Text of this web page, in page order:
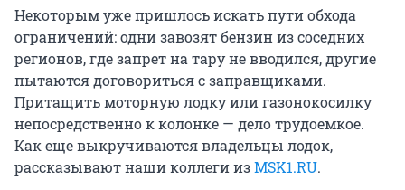
Некоторым уже пришлось искать пути обхода
ограничений: одни завозят бензин из соседних
регионов, где запрет на тару не вводился, другие
пытаются договориться с заправщиками.
Притащить моторную лодку или газонокосилку
непосредственно к колонке — дело трудоемкое.
Как еще выкручиваются владельцы лодок,
рассказывают наши коллеги изMSK1.RU.